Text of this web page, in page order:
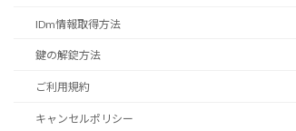
IDm情報取得方法
鍵の解錠方法
ご利用規約
キャンセルポリシー